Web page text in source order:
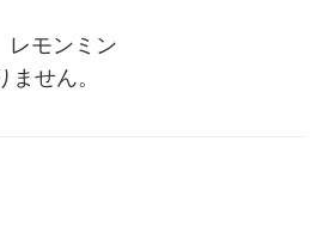
レモンミン
せん。